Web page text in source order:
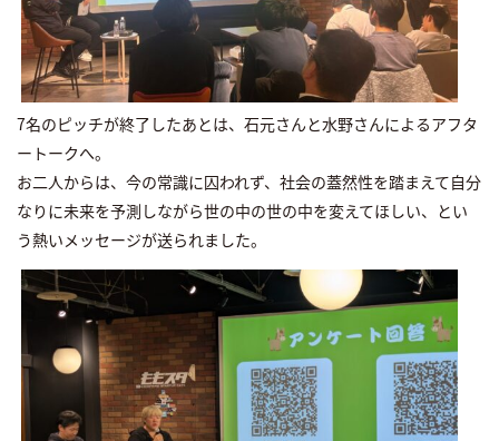
7名のピッチが終了したあとは、石元さんと水野さんによるアフタ
ートークへ。
お二人からは、今の常識に囚われず、社会の蓋然性を踏まえて自分
なりに未来を予測しながら世の中の世の中を変えてほしい、とい
う熱いメッセージが送られました。